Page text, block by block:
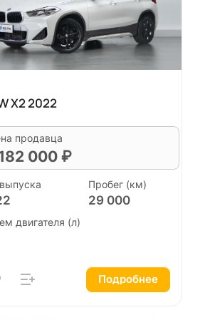
X2 2022
продавца
000 ₽
Пробег (км)
29 000
двигателя (л)
Подробнее